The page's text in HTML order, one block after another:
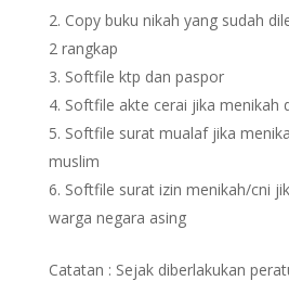
Copy buku nikah yang sudah
2 rangkap
Softfile ktp dan paspor
Softfile akte cerai jika menikah
Softfile surat mualaf jika
muslim
Softfile surat izin menikah/cni
warga negara asing
Catatan : Sejak diberlakukan